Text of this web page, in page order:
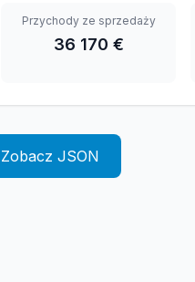
Przychody ze sprzedaży
36 170 €
Zobacz JSON